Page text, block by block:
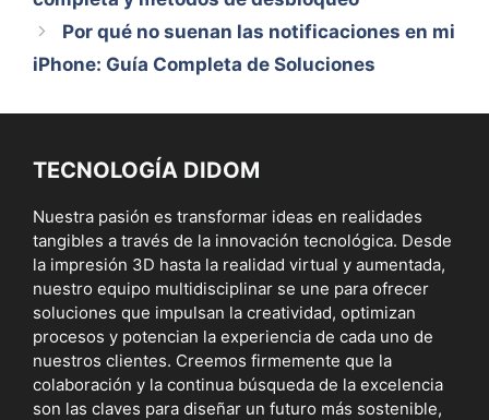
Por qué no suenan las notificaciones en mi
iPhone: Guía Completa de Soluciones
TECNOLOGÍA DIDOM
Nuestra pasión es transformar ideas en realidades
tangibles a través de la innovación tecnológica. Desde
la impresión 3D hasta la realidad virtual y aumentada,
nuestro equipo multidisciplinar se une para ofrecer
soluciones que impulsan la creatividad, optimizan
procesos y potencian la experiencia de cada uno de
nuestros clientes. Creemos firmemente que la
colaboración y la continua búsqueda de la excelencia
son las claves para diseñar un futuro más sostenible,